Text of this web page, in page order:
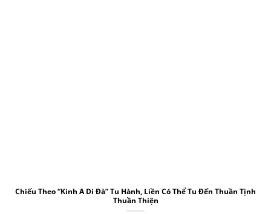
Chiếu Theo “Kinh A Di Đà” Tu Hành, Liền Có Thể Tu Đến Thuần Tịnh
Thuần Thiện